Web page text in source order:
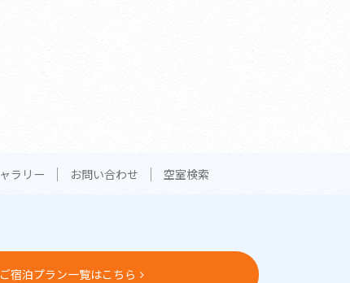
ラリー お問い合わせ 空室検索
ご宿泊プラン一覧はこちら